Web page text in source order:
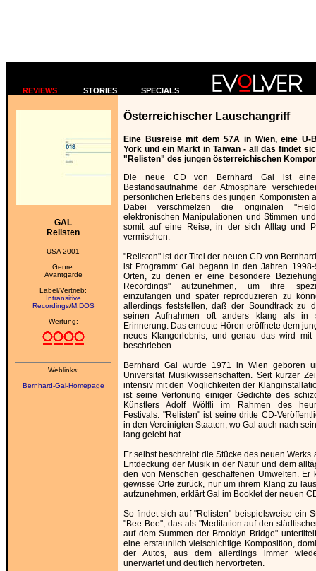
REVIEWS STORIES SPECIALS
GAL
Relisten
USA 2001
Genre:
Avantgarde
Label/Vertrieb:
Intransitive
Recordings/M.DOS
Wertung:
Weblinks:
Bernhard-Gal-Homepage
Österreichischer Lauschangriff
Eine Busreise mit dem 57A in Wien, eine U-
York und ein Markt in Taiwan - all das findet
"Relisten" des jungen österreichischen
Die neue CD von Bernhard Gal ist eine
Bestandsaufnahme der Atmosphäre
persönlichen Erlebens des jungen Komponisten
Dabei verschmelzen die originalen
elektronischen Manipulationen und Stimmen
somit auf eine Reise, in der sich Alltag und
vermischen.
"Relisten" ist der Titel der neuen CD von
ist Programm: Gal begann in den Jahren
Orten, zu denen er eine besondere
Recordings" aufzunehmen, um ihre
einzufangen und später reproduzieren zu
allerdings feststellen, daß der Soundtrack zu
seinen Aufnahmen oft anders klang als in
Erinnerung. Das erneute Hören eröffnete dem
neues Klangerlebnis, und genau das wird mit
beschrieben.
Bernhard Gal wurde 1971 in Wien geboren
Universität Musikwissenschaften. Seit kurzer
intensiv mit den Möglichkeiten der
ist seine Vertonung einiger Gedichte des
Künstlers Adolf Wölfli im Rahmen des
Festivals. "Relisten" ist seine dritte CD-
in den Vereinigten Staaten, wo Gal auch nach
lang gelebt hat.
Er selbst beschreibt die Stücke des neuen
Entdeckung der Musik in der Natur und dem
den von Menschen geschaffenen Umwelten. Er
gewisse Orte zurück, nur um ihrem Klang zu
aufzunehmen, erklärt Gal im Booklet der neuen
So findet sich auf "Relisten" beispielsweise ein
"Bee Bee", das als "Meditation auf den
auf dem Summen der Brooklyn Bridge"
eine erstaunlich vielschichtige Komposition,
der Autos, aus dem allerdings immer
unerwartet und deutlich hervortreten.